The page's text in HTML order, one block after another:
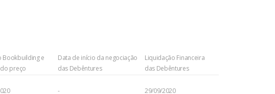
Bookbuilding e
preço
Data de início da negociação
das Debêntures
Liquidação Financeira
das Debêntures
- 29/09/2020